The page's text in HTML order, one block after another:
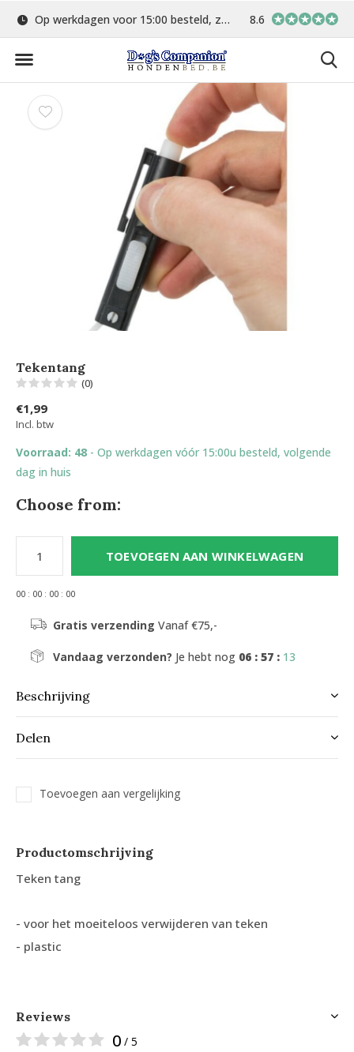
Op werkdagen voor 15:00 besteld, zelfde dag verstuurd Gratis verzending
8.6
Tekentang
(0)
€1,99
Incl. btw
Voorraad: 48 - Op werkdagen vóór 15:00u besteld, volgende
dag in huis
Choose from:
TOEVOEGEN AAN WINKELWAGEN
00 : 00 : 00 : 00
Gratis verzending Vanaf €75,-
Vandaag verzonden? Je hebt nog 06 : 57 : 13
Beschrijving
Delen
Toevoegen aan vergelijking
Productomschrijving
Teken tang
- voor het moeiteloos verwijderen van teken
- plastic
Reviews
0 / 5